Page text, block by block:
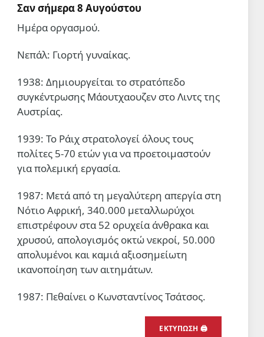
6 Αυγ 2026, 00:01
Οι δυνάμεις της Υεμένης
Ναζράν στη Σαουδική Αραβία
και ένα τάνκερ
5 Αυγ 2026, 20:22
«Δεν ήταν δικό μας σχέδιο»: Ο
Νετανιάχου απορρίπτει την
«ιστορική συμφωνία
αφοπλισμού» της Γάζας που
προώθησε ο Τραμπ
ΔΙΕΘΝΉ
Βαριές απώλειες των
σιωναζιστών στον νότιο Λίβανο
Δύο νεκροί και εφτά τραυματίες (ο
ένας σε κρίσιμη κατάσταση)
5 Αυγ 2026, 18:59
ΠΟΛΙΤΙΣΜΌΣ
των Massive Attack στη
Σαν σήμερα 8 Αυγούστου
Ημέρα οργασμού.
Νεπάλ: Γιορτή γυναίκας.
1938: Δημιουργείται το στρατόπεδο
συγκέντρωσης Μάουτχαουζεν στο Λιντς της
Αυστρίας.
1939: Το Ράιχ στρατολογεί όλους τους
πολίτες 5-70 ετών για να προετοιμαστούν
για πολεμική εργασία.
1987: Μετά από τη μεγαλύτερη απεργία στη
Νότιο Αφρική, 340.000 μεταλλωρύχοι
επιστρέφουν στα 52 ορυχεία άνθρακα και
χρυσού, απολογισμός οκτώ νεκροί, 50.000
απολυμένοι και καμιά αξιοσημείωτη
ικανοποίηση των αιτημάτων.
1987: Πεθαίνει ο Κωνσταντίνος Τσάτσος.
ΕΚΤΎΠΩΣΗ 🖨